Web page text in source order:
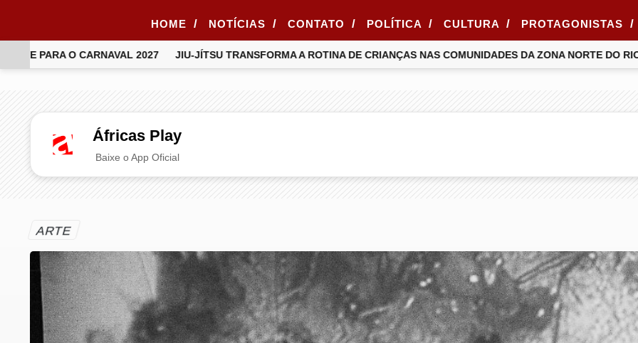
HOME / NOTÍCIAS / CONTATO / POLÍTICA / CULTURA / PROTAGONISTAS /
PARA O CARNAVAL 2027 JIU-JÍTSU TRANSFORMA A ROTINA DE CRIANÇAS NAS COMUNIDADES DA ZONA NORTE DO RIO
Áfricas Play
Baixe o App Oficial
ARTE